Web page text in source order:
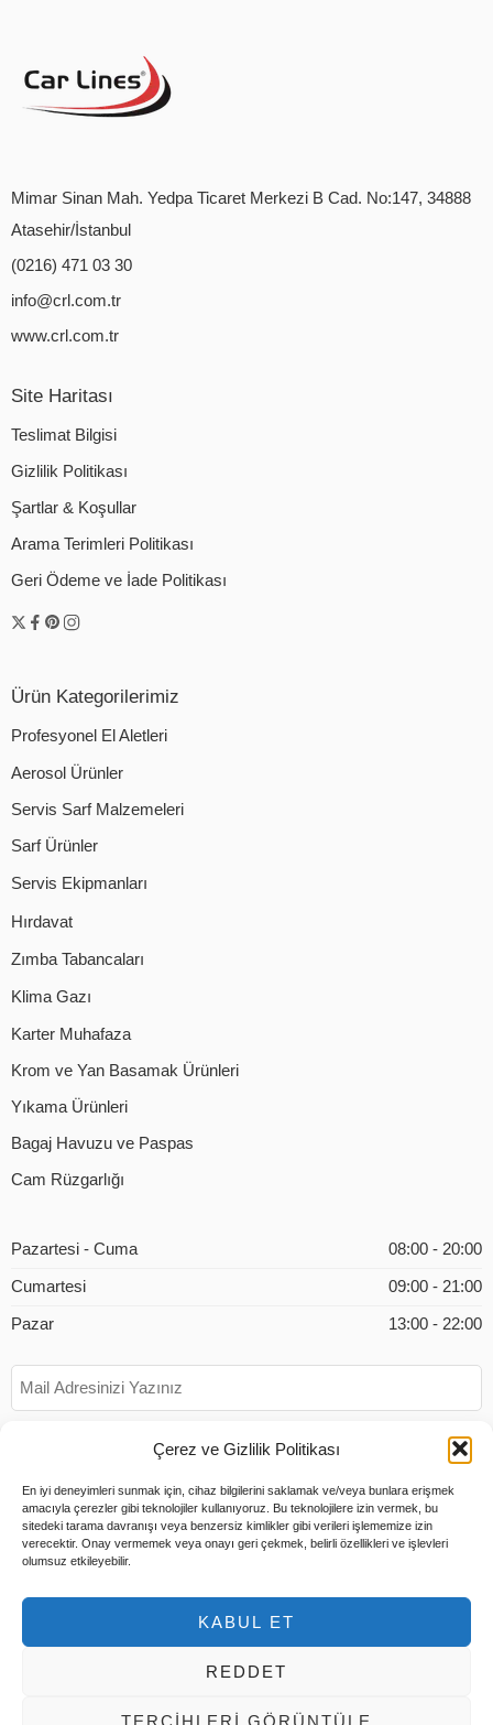
Çerez ve Gizlilik Politikası
En iyi deneyimleri sunmak için, cihaz bilgilerini saklamak ve/veya bunlara erişmek
amacıyla çerezler gibi teknolojiler kullanıyoruz. Bu teknolojilere izin vermek, bu
sitedeki tarama davranışı veya benzersiz kimlikler gibi verileri işlememize izin
verecektir. Onay vermemek veya onayı geri çekmek, belirli özellikleri ve işlevleri
olumsuz etkileyebilir.
KABUL ET
REDDET
TERCIHLERI GÖRÜNTÜLE
Mimar Sinan Mah. Yedpa Ticaret Merkezi B Cad. No:147, 34888
Atasehir/İstanbul
(0216) 471 03 30
info@crl.com.tr
www.crl.com.tr
Site Haritası
Teslimat Bilgisi
Gizlilik Politikası
Şartlar & Koşullar
Arama Terimleri Politikası
Geri Ödeme ve İade Politikası
Ürün Kategorilerimiz
Profesyonel El Aletleri
Aerosol Ürünler
Servis Sarf Malzemeleri
Sarf Ürünler
Servis Ekipmanları
Hırdavat
Zımba Tabancaları
Klima Gazı
Karter Muhafaza
Krom ve Yan Basamak Ürünleri
Yıkama Ürünleri
Bagaj Havuzu ve Paspas
Cam Rüzgarlığı
Pazartesi - Cuma 08:00 - 20:00
Cumartesi 09:00 - 21:00
Pazar 13:00 - 22:00
© 2026 Tüm Hakları Saklıdır |